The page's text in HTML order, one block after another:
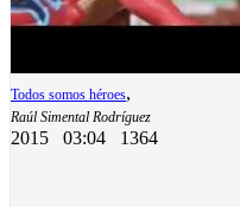
Todos somos héroes,
Raúl Simental Rodríguez
2015 03:04 1364